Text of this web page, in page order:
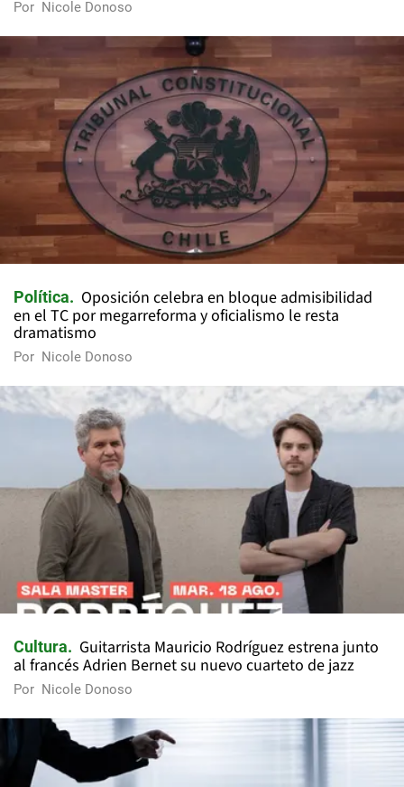
Por Nicole Donoso
Política
Oposición celebra en bloque admisibilidad
en el TC por megarreforma y oficialismo le resta
dramatismo
Por Nicole Donoso
Cultura
Guitarrista Mauricio Rodríguez estrena junto
al francés Adrien Bernet su nuevo cuarteto de jazz
Por Nicole Donoso